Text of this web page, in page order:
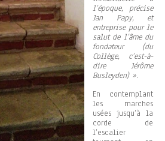
l’époque, précise
Jan Papy, et
entreprise pour le
salut de l’âme du
fondateur (du
Collège, c’est-à-
dire Jérôme
Busleyden) ».
En contemplant
les marches
usées jusqu’à la
corde de
l’escalier